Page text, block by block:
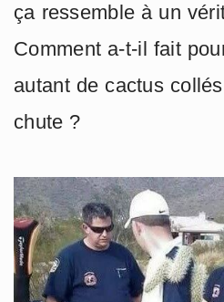
ça ressemble à un
Comment a-t-il fait
autant de cactus
chute ?